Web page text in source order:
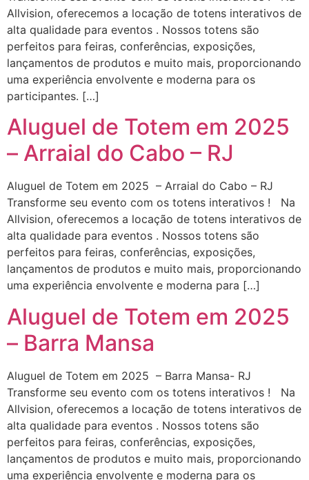
Allvision, oferecemos a locação de totens interativos de
alta qualidade para eventos . Nossos totens são
perfeitos para feiras, conferências, exposições,
lançamentos de produtos e muito mais, proporcionando
uma experiência envolvente e moderna para os
participantes. […]
Aluguel de Totem em 2025
– Arraial do Cabo – RJ
Aluguel de Totem em 2025 – Arraial do Cabo – RJ
Transforme seu evento com os totens interativos ! Na
Allvision, oferecemos a locação de totens interativos de
alta qualidade para eventos . Nossos totens são
perfeitos para feiras, conferências, exposições,
lançamentos de produtos e muito mais, proporcionando
uma experiência envolvente e moderna para […]
Aluguel de Totem em 2025
– Barra Mansa
Aluguel de Totem em 2025 – Barra Mansa- RJ
Transforme seu evento com os totens interativos ! Na
Allvision, oferecemos a locação de totens interativos de
alta qualidade para eventos . Nossos totens são
perfeitos para feiras, conferências, exposições,
lançamentos de produtos e muito mais, proporcionando
uma experiência envolvente e moderna para os